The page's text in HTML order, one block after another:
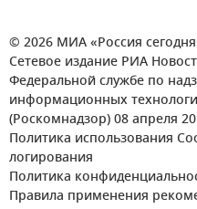
© 2026 МИА «Россия
Сетевое издание РИА
Федеральной службе по
информационных
(Роскомнадзор) 08 апреля
Политика использования
логирования
Политика
Правила применения